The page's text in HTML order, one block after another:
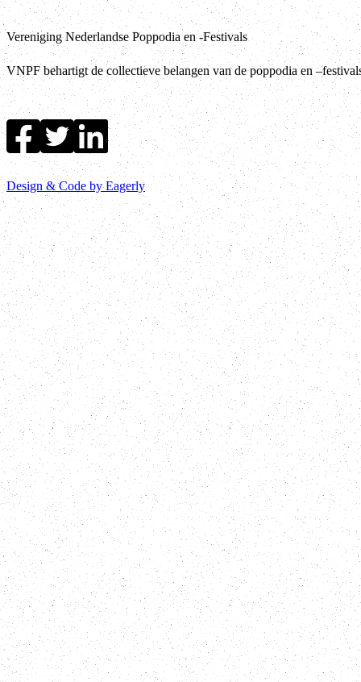
Vereniging Nederlandse Poppodia en -Festivals
VNPF behartigt de collectieve belangen van de poppodia en
Design & Code by Eagerly